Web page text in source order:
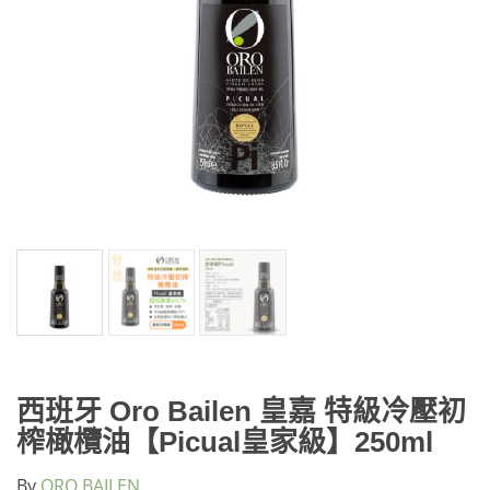
西班牙 Oro Bailen 皇嘉 特級冷壓初
榨橄欖油【Picual皇家級】250ml